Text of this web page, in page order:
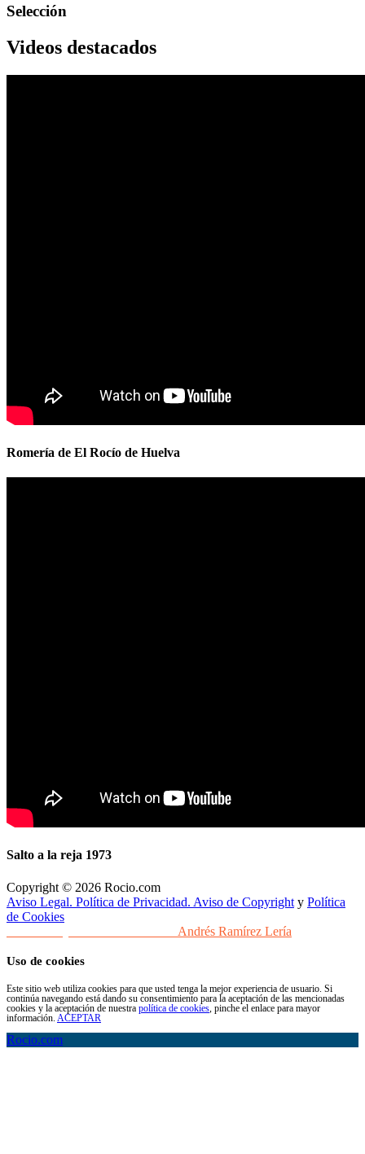
Selección
Videos destacados
Romería de El Rocío de Huelva
Salto a la reja 1973
Copyright © 2026 Rocio.com
Aviso Legal. Política de Privacidad. Aviso de Copyright y Política
de Cookies
Andrés Ramírez Lería
Uso de cookies
Este sitio web utiliza cookies para que usted tenga la mejor experiencia de usuario. Si
continúa navegando está dando su consentimiento para la aceptación de las mencionadas
cookies y la aceptación de nuestra política de cookies , pinche el enlace para mayor
información. ACEPTAR
Rocio.com